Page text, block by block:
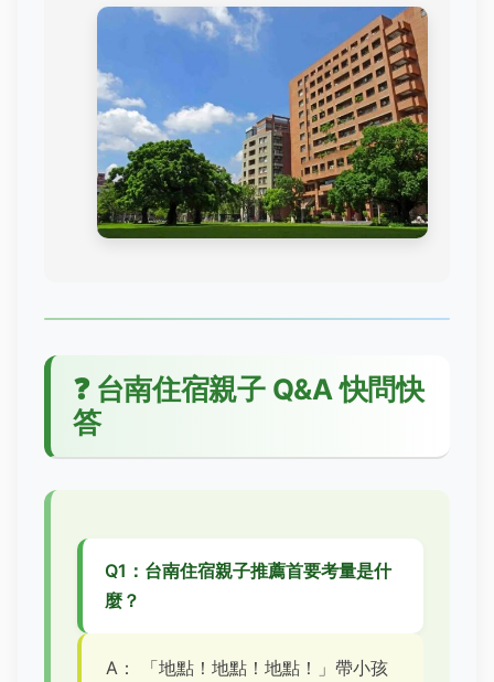
❓ 台南住宿親子 Q&A 快問快
答
Q1：台南住宿親子推薦首要考量是什
麼？
A： 「地點！地點！地點！」帶小孩